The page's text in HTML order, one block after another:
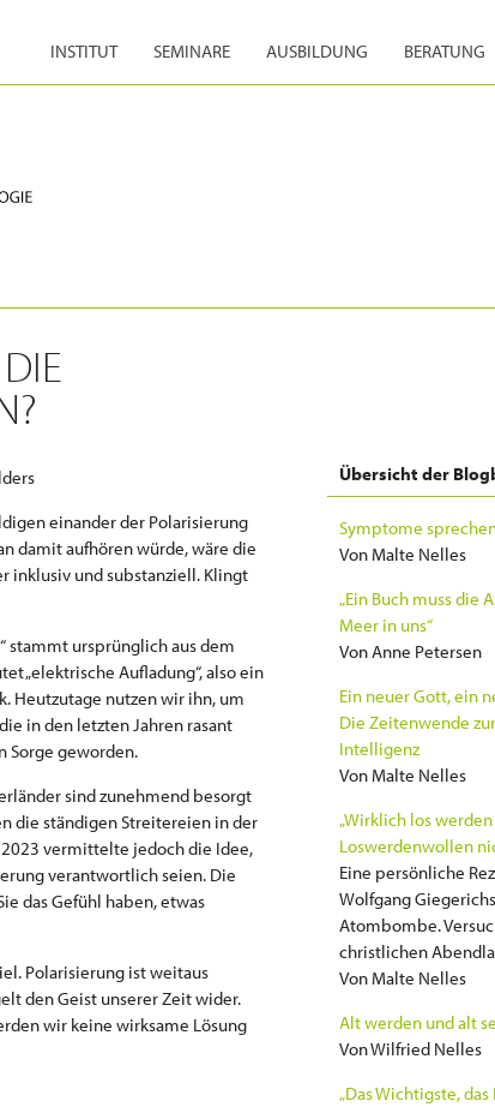
INSTITUT SEMINARE AUSBILDUNG BERATUNG
einander der Polarisierung
damit aufhören würde, wäre die
inklusiv und substanziell. Klingt
stammt ursprünglich aus dem
„elektrische Aufladung“, also ein
Heutzutage nutzen wir ihn, um
in den letzten Jahren rasant
Sorge geworden.
sind zunehmend besorgt
die ständigen Streitereien in der
2023 vermittelte jedoch die Idee,
verantwortlich seien. Die
das Gefühl haben, etwas
Polarisierung ist weitaus
den Geist unserer Zeit wider.
wir keine wirksame Lösung
Übersicht der
Symptome
Von Malte Nelles
„Ein Buch muss die
Meer in uns“
Von Anne Petersen
Ein neuer Gott, ein
Die Zeitenwende
Intelligenz
Von Malte Nelles
„Wirklich los
Loswerdenwollen
Eine persönliche
Wolfgang
Atombombe.
christlichen
Von Malte Nelles
Alt werden und alt
Von Wilfried Nelles
„Das Wichtigste,